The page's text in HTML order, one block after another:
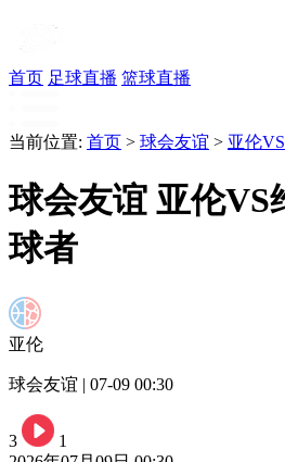
首页 足球直播 篮球直播
当前位置: 首页 > 球会友谊 > 亚伦
球会友谊 亚伦VS
球者
亚伦
球会友谊 | 07-09 00:30
3
1